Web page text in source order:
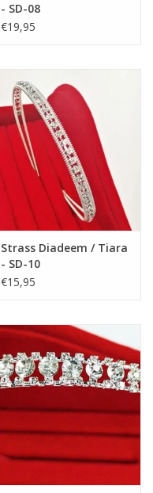
- SD-08
€19,95
Strass Diadeem / Tiara
- SD-10
€15,95